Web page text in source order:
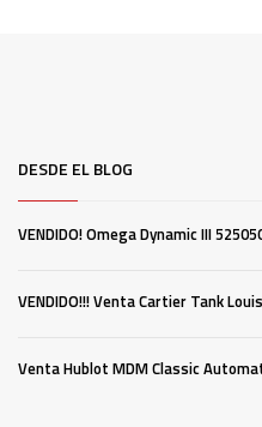
DESDE EL BLOG
VENDIDO! Omega Dynamic III
VENDIDO!!! Venta Cartier Tank Louis
Venta Hublot MDM Classic